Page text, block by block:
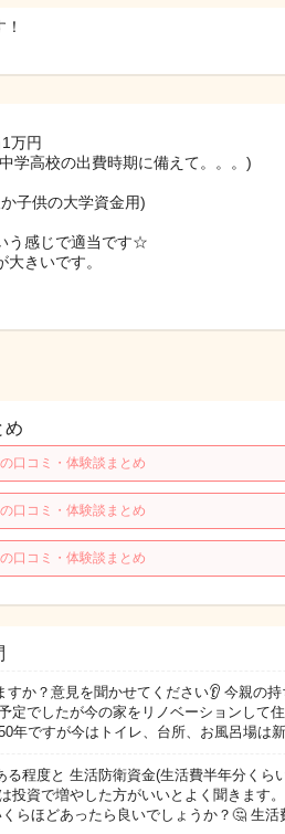
万円
学高校の出費時期に備えて。。。)
子供の大学資金用)
う感じで適当です☆
きいです。
め
口コミ・体験談まとめ
口コミ・体験談まとめ
口コミ・体験談まとめ
すか？意見を聞かせてください👂 今親の
定でしたが今の家をリノベーションして
年ですが今はトイレ、台所、お風呂場は
る程度と 生活防衛資金(生活費半年分くら
投資で増やした方がいいとよく聞きます
くらほどあったら良いでしょうか？🤔 生